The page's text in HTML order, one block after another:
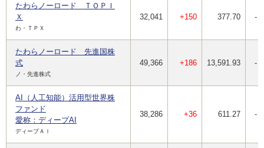
たわらノーロード ＴＯＰＩ
Ｘ
わ・ＴＰＸ
32,041 +150 377.70 -
たわらノーロード 先進国株
式
ノ・先進株式
49,366 +186 13,591.93 -
AI（人工知能）活用型世界株
ファンド
愛称：ディープAI
ディープＡＩ
38,286 +36 611.27 -